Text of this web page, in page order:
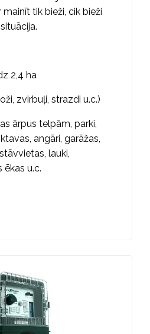
mainīt tik bieži, cik bieži
2,4 ha
zvirbuļi, strazdi u.c.)
ārpus telpām, parki,
angāri, garāžas,
lauki,
ēkas u.c.